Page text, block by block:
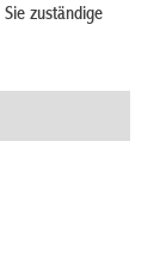
zuständige